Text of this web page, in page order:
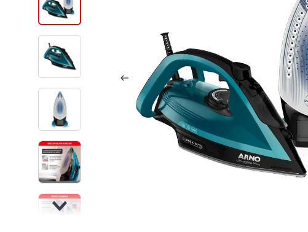
7º
8º
9º
10º